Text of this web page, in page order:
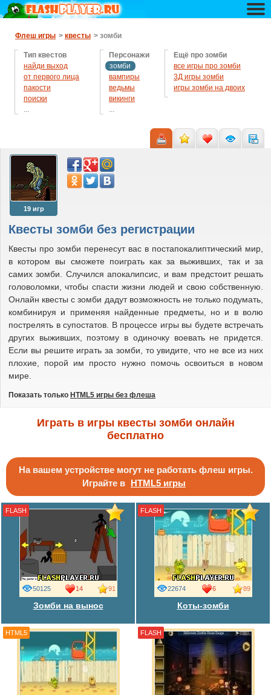
Флеш игры > квесты > зомби
Тип квестов
найди выход
от первого лица
пакости
поиски
...
ужасы
остальные
Персонажи
зомби
вампиры
ведьмы
викинги
...
монстров
мультики
ниндзя
пришельцы
рыцари
супергерои
феи
Ещё про зомби
все игры про зомби
3Д игры зомби
игры зомби на двоих
Квесты зомби без регистрации
Квесты про зомби перенесут вас в постапокалиптический мир,
в котором вы сможете поиграть как за выживших, так и за
самих зомби. Случился апокалипсис, и вам предстоит решать
головоломки, чтобы спасти жизни людей и свою собственную.
Онлайн квесты с зомби дадут возможность не только подумать,
комбинируя и применяя найденные предметы, но и в волю
пострелять в супостатов. В процессе игры вы будете встречать
других выживших, поэтому в одиночку воевать не придется.
Если вы решите играть за зомби, то увидите, что не все из них
плохие, порой им просто нужно помочь освоиться в новом
мире.
Показать только HTML5 игры без флеша
19 игр
Играть в игры квесты зомби онлайн
бесплатно
На вашем устройстве могут не работать флеш игры.
Играйте в HTML5 игры
Зомби на вынос
50125 14 91
FLASH
Коты-зомби
22674 6 89
FLASH
HTML5 FLASH